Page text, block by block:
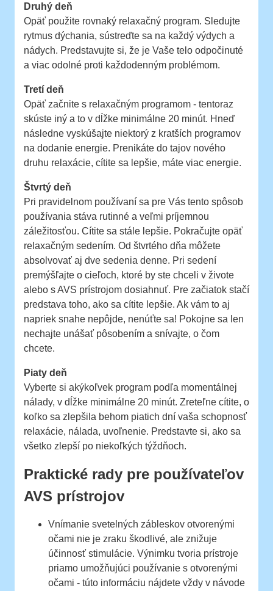
Druhý deň
Opäť použite rovnaký relaxačný program. Sledujte
rytmus dýchania, sústreďte sa na každý výdych a
nádych. Predstavujte si, že je Vaše telo odpočinuté
a viac odolné proti každodenným problémom.
Tretí deň
Opäť začnite s relaxačným programom - tentoraz
skúste iný a to v dĺžke minimálne 20 minút. Hneď
následne vyskúšajte niektorý z kratších programov
na dodanie energie. Prenikáte do tajov nového
druhu relaxácie, cítite sa lepšie, máte viac energie.
Štvrtý deň
Pri pravidelnom používaní sa pre Vás tento spôsob
používania stáva rutinné a veľmi príjemnou
záležitosťou. Cítite sa stále lepšie. Pokračujte opäť
relaxačným sedením. Od štvrtého dňa môžete
absolvovať aj dve sedenia denne. Pri sedení
premýšľajte o cieľoch, ktoré by ste chceli v živote
alebo s AVS prístrojom dosiahnuť. Pre začiatok stačí
predstava toho, ako sa cítite lepšie. Ak vám to aj
napriek snahe nepôjde, nenúťte sa! Pokojne sa len
nechajte unášať pôsobením a snívajte, o čom
chcete.
Piaty deň
Vyberte si akýkoľvek program podľa momentálnej
nálady, v dĺžke minimálne 20 minút. Zreteľne cítite, o
koľko sa zlepšila behom piatich dní vaša schopnosť
relaxácie, nálada, uvoľnenie. Predstavte si, ako sa
všetko zlepší po niekoľkých týždňoch.
Praktické rady pre používateľov
AVS prístrojov
Vnímanie svetelných zábleskov otvorenými
očami nie je zraku škodlivé, ale znižuje
účinnosť stimulácie. Výnimku tvoria prístroje
priamo umožňujúci používanie s otvorenými
očami - túto informáciu nájdete vždy v návode